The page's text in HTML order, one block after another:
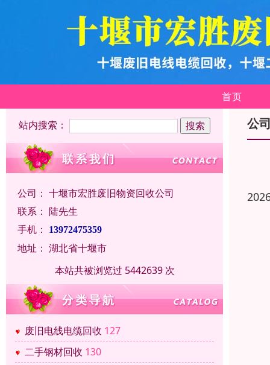
首页
站内搜索：
公司： 十堰市宏胜废旧物资回收公司
联系： 陆先生
手机：
13972475359
地址： 湖北省十堰市
本站共被浏览过 5442639 次
废旧电线电缆回收 127
二手钢材回收 130
公